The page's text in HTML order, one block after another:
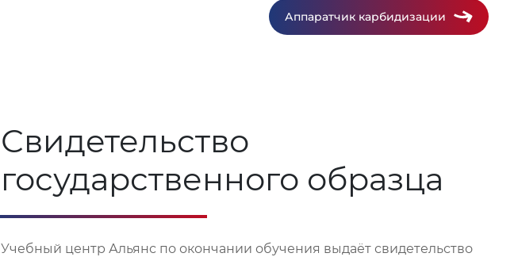
Аппаратчик карбидизации
Свидетельство
государственного образца
Учебный центр Альянс по окончании обучения выдаёт свидетельство